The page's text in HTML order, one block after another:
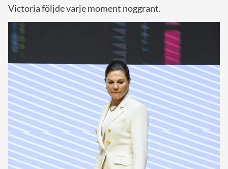
Victoria följde varje moment noggrant.